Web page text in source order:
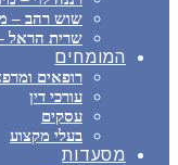
שוש רהב –
שרית הראל
המומחים
רופאים
עורכי דין
עסקים
בעלי מקצוע
מסעדות